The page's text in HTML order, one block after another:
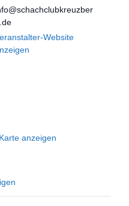
anzeigen
Website